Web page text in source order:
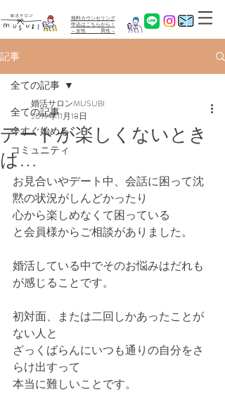
無料カウンセリング
​申込はこちらから！
←女性 男性→
記事
全ての記事
今すぐ始める
コミュニティ
全ての記事
デートが楽しくないとき
は…
婚活サロンMUSUBI
2019年11月18日
お見合いやデート中、会話に困って沈
黙の状況がしんどかったり
心から楽しめなくて困っている
と会員様からご相談がありました。
婚活している中でそのお悩みはだれも
が感じることです。
初対面、または二回しかあったことが
ない人と
ざっくばらんにいつも通りの自分をさ
らけ出すって
本当に難しいことです。